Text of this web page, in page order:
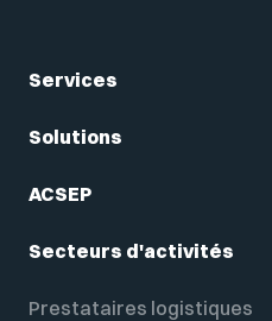
Services
Solutions
ACSEP
Secteurs d'activités
Prestataires logistiques